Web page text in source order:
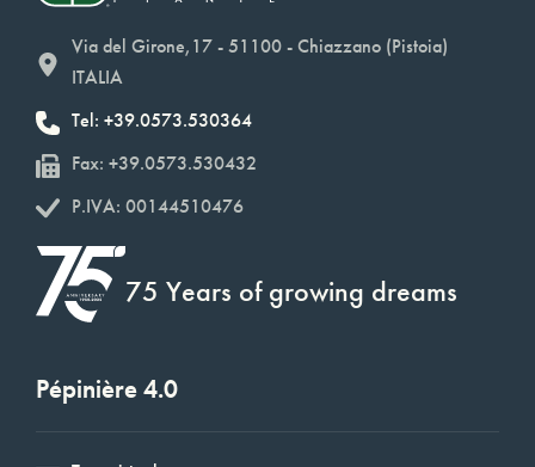
Via del Girone,17 - 51100 - Chiazzano (Pistoia)
ITALIA
Tel: +39.0573.530364
Fax: +39.0573.530432
P.IVA: 00144510476
75 Years of growing dreams
Pépinière 4.0